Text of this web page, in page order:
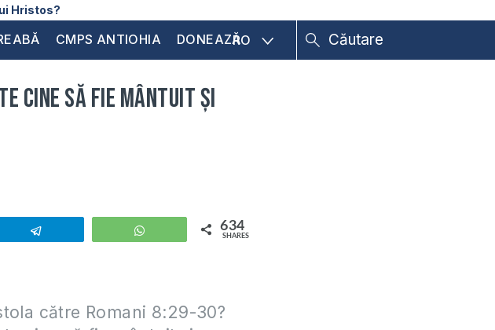
Hristos?
CMPS ANTIOHIA DONEAZĂRO
cine să fie mântuit şi
WhatsApp 634
SHARES
către Romani 8:29-30?